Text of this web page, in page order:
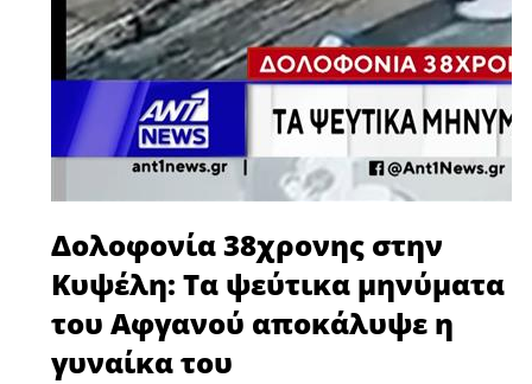
Δολοφονία 38χρονης στην
Κυψέλη: Τα ψεύτικα μηνύματα
του Αφγανού αποκάλυψε η
γυναίκα του